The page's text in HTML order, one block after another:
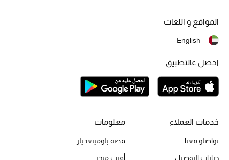
هدايا للنساء
جميع الأحذية النسائية
خدمات العملاء
تواصلو معنا
خيارات التوصيل
معلومات
قصة بلومينغديلز
أقرب متجر
المواقع و اللغات
English
احصل عالتطبيق